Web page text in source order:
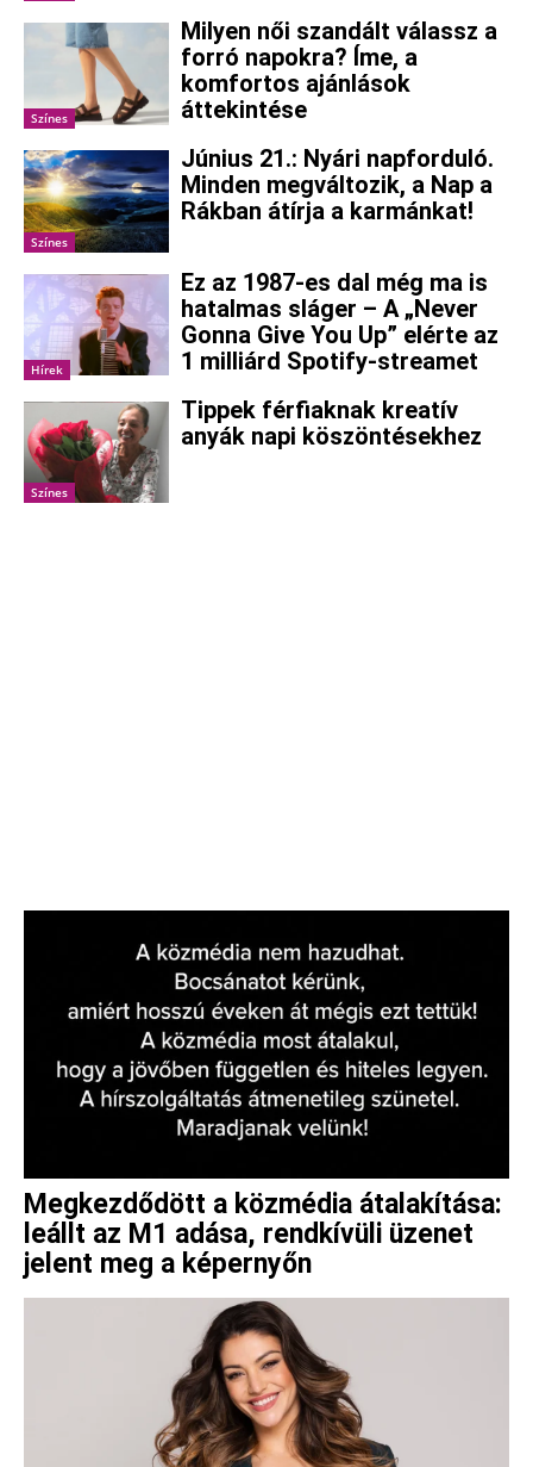
Színes
Milyen női szandált válassz a
forró napokra? Íme, a
komfortos ajánlások
áttekintése
Színes
Június 21.: Nyári napforduló.
Minden megváltozik, a Nap a
Rákban átírja a karmánkat!
Hírek
Ez az 1987-es dal még ma is
hatalmas sláger – A „Never
Gonna Give You Up” elérte az
1 milliárd Spotify-streamet
Színes
Tippek férfiaknak kreatív
anyák napi köszöntésekhez
Megkezdődött a közmédia átalakítása:
leállt az M1 adása, rendkívüli üzenet
jelent meg a képernyőn